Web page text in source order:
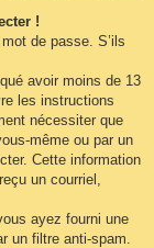
!
de passe. S’ils
avoir moins de 13
les instructions
nécessiter que
même ou par un
Cette information
un courriel,
ayez fourni une
un filtre anti-spam.